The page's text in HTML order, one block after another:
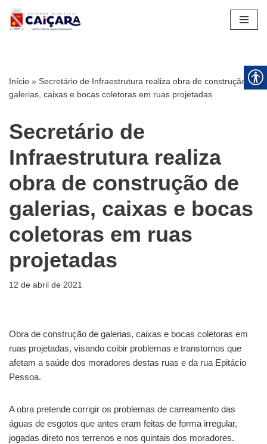
Pular
Início » Secretário de Infraestrutura realiza obra de construção de
galerias, caixas e bocas coletoras em ruas projetadas
Secretário de
Infraestrutura realiza
obra de construção de
galerias, caixas e bocas
coletoras em ruas
projetadas
12 de abril de 2021
Obra de construção de galerias, caixas e bocas coletoras em
ruas projetadas, visando coibir problemas e transtornos que
afetam a saúde dos moradores destas ruas e da rua Epitácio
Pessoa.
A obra pretende corrigir os problemas de carreamento das
águas de esgotos que antes eram feitas de forma irregular,
jogadas direto nos terrenos e nos quintais dos moradores.